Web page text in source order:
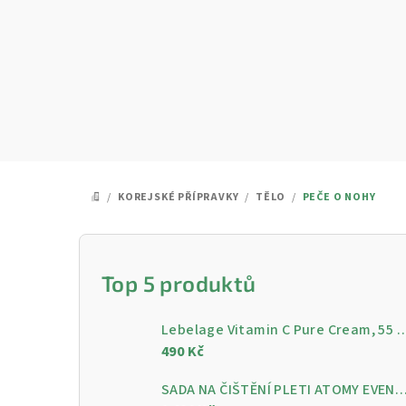
DOMŮ
/ KOREJSKÉ PŘÍPRAVKY / TĚLO / PEČE O NOHY
P
Top 5 produktů
Lebelage Vitamin C Pure Cream, 55
490 Kč
SADA NA ČIŠTĚNÍ PLETI ATOMY EVENING CARE - 4 KROKY PRO ČISTOU A ZÁŘIVOU PLEŤ